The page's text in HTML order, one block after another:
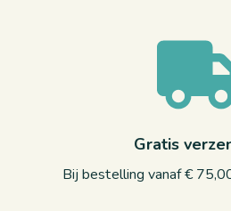
Gratis
Bij bestelling vanaf €